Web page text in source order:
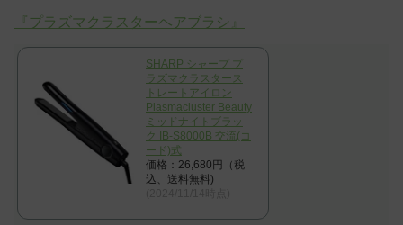
『プラズマクラスターヘアブラシ』
SHARP シャープ プ
ラズマクラスタース
トレートアイロン
Plasmacluster Beauty
ミッドナイトブラッ
ク IB-S8000B 交流(コ
ード)式
価格：26,680円（税
込、送料無料)